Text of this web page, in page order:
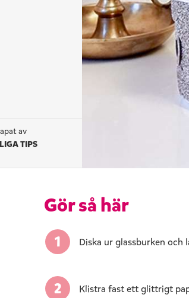
av
TIPS
Gör så här
Diska ur glassburken och
Klistra fast ett glittrigt